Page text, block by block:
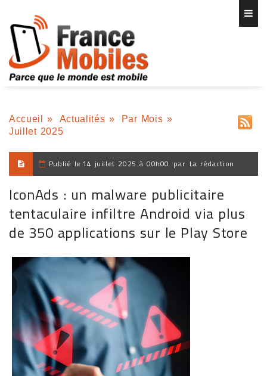
Accueil » Actualités » Par Mois »
Juillet 2025
Publié le 14 juillet 2025 à 00h00 par La rédaction
IconAds : un malware publicitaire
tentaculaire infiltre Android via plus
de 350 applications sur le Play Store